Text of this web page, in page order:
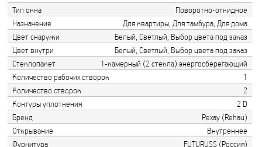
Тип окна
Поворотно-откидное
Назначение
Для квартиры, Для тамбура, Для дома
Цвет снаружи
Белый, Светлый, Выбор цвета под заказ
Цвет внутри
Белый, Светлый, Выбор цвета под заказ
Стеклопакет
1-камерный (2 стекла) энергосберегающий
Количество рабочих створок
1
Количество створок
2
Контуры уплотнения
2 D
Бренд
Рехау (Rehau)
Открывание
Внутреннее
Фурнитура
FUTURUSS (Россия)